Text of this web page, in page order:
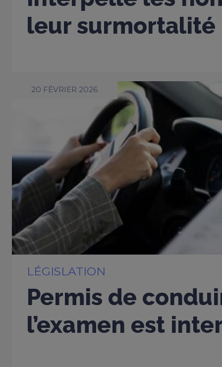
leur
20 FÉVRIER 2026
LÉGISLATION
Permis de
l’examen est